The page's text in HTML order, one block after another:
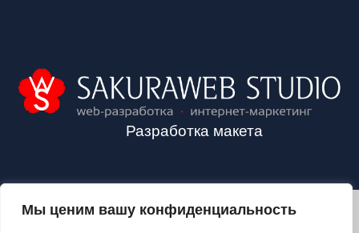
Мы ценим вашу конфиденциальность
Разработка макета
2024©VALOZHIN.BY - НОВОСТИ ВОЛОЖИНСКОГО РАЙОНА